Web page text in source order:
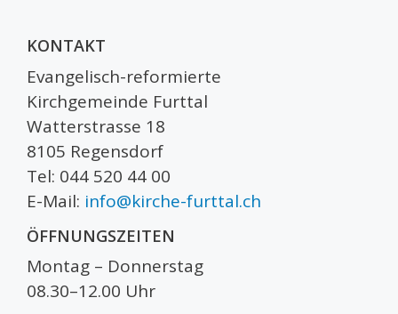
KONTAKT
Evangelisch-reformierte
Kirchgemeinde Furttal
Watterstrasse 18
8105 Regensdorf
Tel: 044 520 44 00
E-Mail: info@kirche-furttal.ch
ÖFFNUNGSZEITEN
Montag – Donnerstag
08.30–12.00 Uhr